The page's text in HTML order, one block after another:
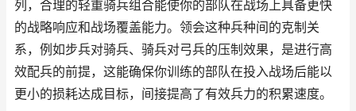
列，合理的轻重骑兵组合能使你的部队在战场上具备更快
的战略响应和战场覆盖能力。领会这种兵种间的克制关
系，例如步兵对骑兵、骑兵对弓兵的压制效果，是进行高
效配兵的前提，这能确保你训练的部队在投入战场后能以
更小的损耗达成目标，间接提高了有效兵力的积累速度。